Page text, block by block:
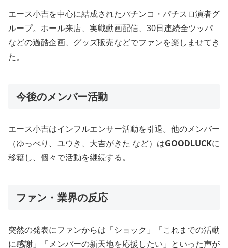
エース小吉を中心に結成されたパチンコ・パチスロ演者グ
ループ。ホール来店、実戦動画配信、30日連続全ツッパ
などの過酷企画、グッズ販売などでファンを楽しませてき
た。
今後のメンバー活動
エース小吉はインフルエンサー活動を引退。他のメンバー
（ゆっぺり、ユウき、大吉がきた など）はGOODLUCKに
移籍し、個々で活動を継続する。
ファン・業界の反応
突然の発表にファンからは「ショック」「これまでの活動
に感謝」「メンバーの新天地を応援したい」といった声が